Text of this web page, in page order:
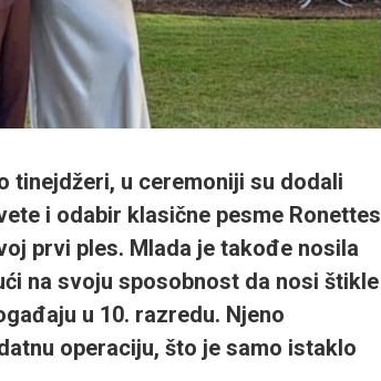
tinejdžeri, u ceremoniji su dodali
i odabir klasične pesme Ronettes
prvi ples. Mlada je takođe nosila
na svoju sposobnost da nosi štikle
u 10. razredu. Njeno
operaciju, što je samo istaklo